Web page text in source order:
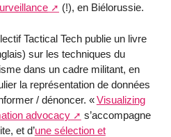
(!), en Biélorussie.
Tactical Tech publie un livre
sur les techniques du
dans un cadre militant, en
la représentation de données
/ dénoncer. «Visualizing
advocacy
s’accompagne
et d’une sélection et